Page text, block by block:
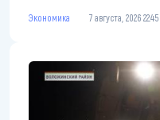
Экономика 7 августа, 2026 22:45